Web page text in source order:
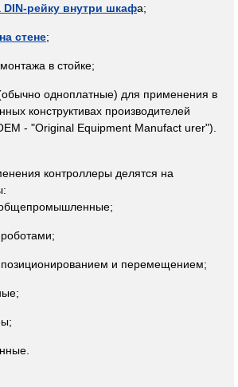
DIN-рейку внутри шкафа;
стене;
в стойке;
одноплатные) для применения в
конструктивах производителей
- "Original Equipment Manufact urer").
контроллеры делятся на
и перемещением;